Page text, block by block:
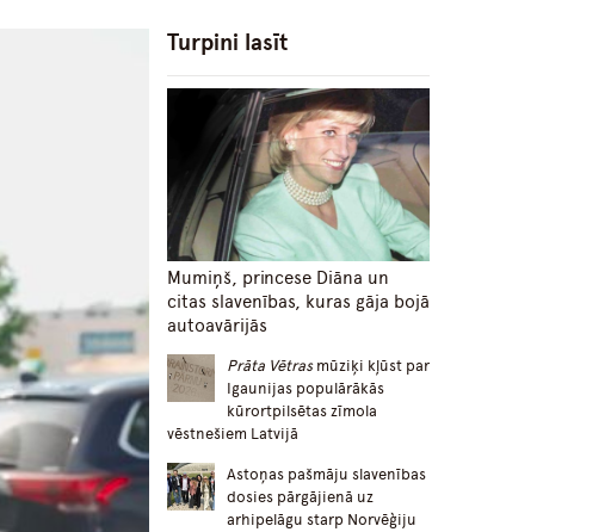
Turpini lasīt
Mumiņš, princese Diāna un
citas slavenības, kuras gāja bojā
autoavārijās
Prāta Vētrasmūziķi kļūst par
Igaunijas populārākās
kūrortpilsētas zīmola
vēstnešiem Latvijā
Astoņas pašmāju slavenības
dosies pārgājienā uz
arhipelāgu starp Norvēģiju